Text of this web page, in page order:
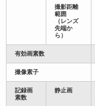
撮影距離
範囲
（レンズ
先端か
ら）
有効画素数
撮像素子
記録画
素数
静止画